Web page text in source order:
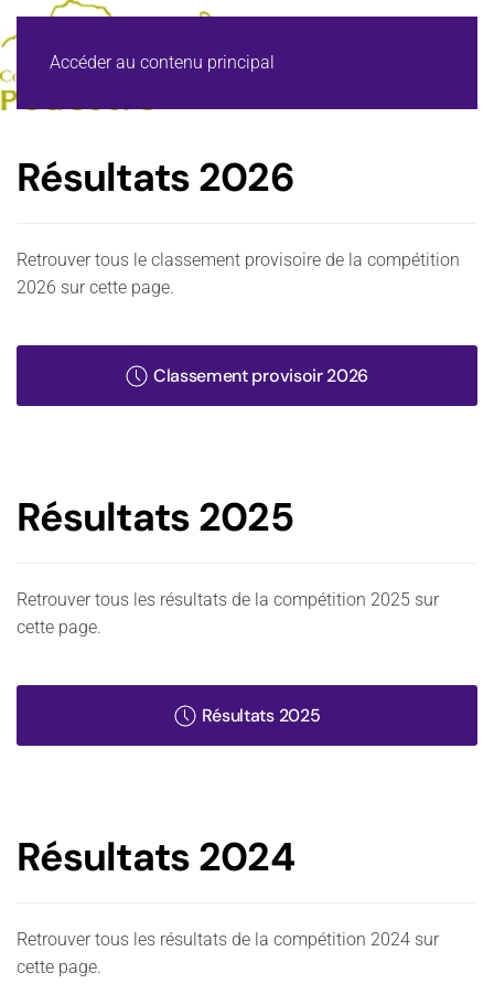
Accéder au contenu principal
Résultats 2026
Retrouver tous le classement provisoire de la compétition
2026 sur cette page.
Classement provisoir 2026
Résultats 2025
Retrouver tous les résultats de la compétition 2025 sur
cette page.
Résultats 2025
Résultats 2024
Retrouver tous les résultats de la compétition 2024 sur
cette page.